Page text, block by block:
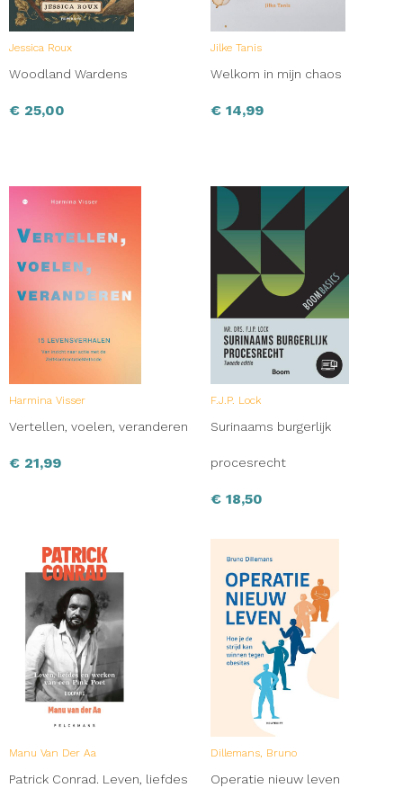
Jessica Roux
Woodland Wardens
€ 25,00
Jilke Tanis
Welkom in mijn chaos
€ 14,99
Harmina Visser
Vertellen, voelen, veranderen
€ 21,99
F.J.P. Lock
Surinaams burgerlijk
procesrecht
€ 18,50
Manu Van Der Aa
Patrick Conrad. Leven, liefdes
Dillemans, Bruno
Operatie nieuw leven